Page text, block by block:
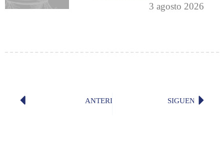
3 agosto 2026
ANTERIOR «Enseñar y aprender», por don
SIGUENTE